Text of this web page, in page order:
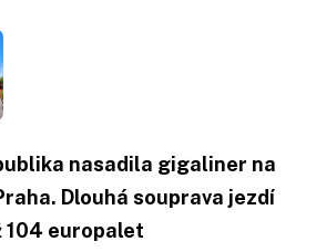
nasadila gigaliner na
Dlouhá souprava jezdí
104 europalet